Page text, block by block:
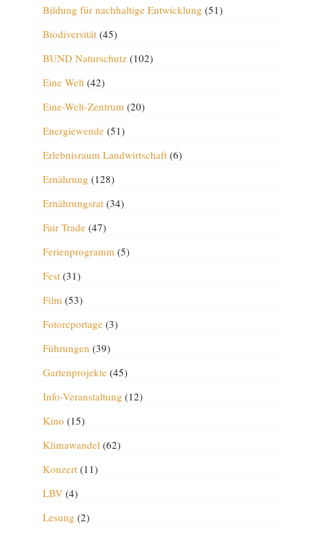
Bildung für nachhaltige Entwicklung (51)
Biodiversität(45)
BUND Naturschutz(102)
Eine Welt(42)
Eine-Welt-Zentrum (20)
Energiewende(51)
Erlebnisraum Landwirtschaft(6)
Ernährung (128)
Ernährungsrat(34)
Fair Trade(47)
Ferienprogramm (5)
Fest(31)
Film (53)
Fotoreportage(3)
Führungen (39)
Gartenprojekte(45)
Info-Veranstaltung (12)
Kino (15)
Klimawandel (62)
Konzert(11)
LBV(4)
Lesung (2)